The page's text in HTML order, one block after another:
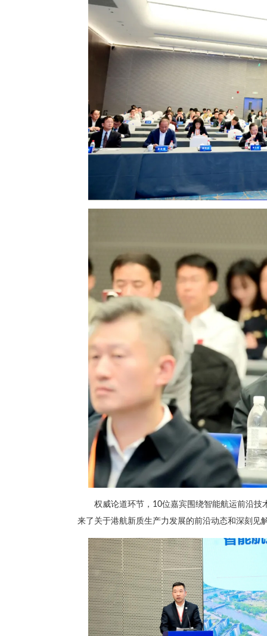
权威论道环节，10位嘉宾围绕智能航运前沿
来了关于港航新质生产力发展的前沿动态和深刻见